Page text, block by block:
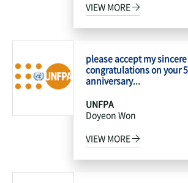
VIEW MORE
please accept my sincere
congratulations on your
anniversary...
UNFPA
Doyeon Won
VIEW MORE